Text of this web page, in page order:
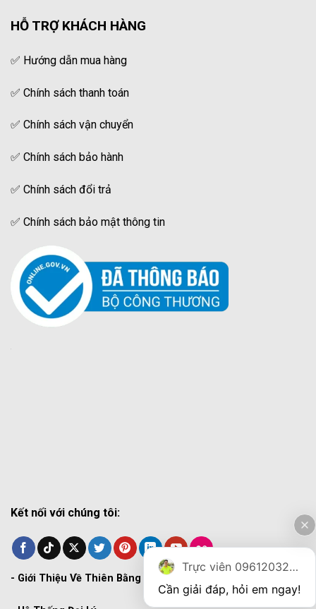
HỖ TRỢ KHÁCH HÀNG
✅ Hướng dẫn mua hàng
✅ Chính sách thanh toán
✅ Chính sách vận chuyển
✅ Chính sách bảo hành
✅ Chính sách đổi trả
✅ Chính sách bảo mật thông tin
Kết nối với chúng tôi:
- Giới Thiệu Về Thiên Bằng
Trực viên 0961203270
Cần giải đáp, hỏi em ngay!